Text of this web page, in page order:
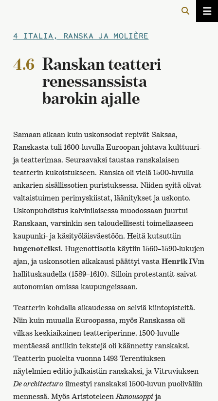
4 ITALIA, RANSKA JA MOLIÈRE
4.6 Ranskan teatteri
renessanssista
barokin ajalle
Samaan aikaan kuin uskonsodat repivät Saksaa,
Ranskasta tuli 1600-luvulla Euroopan johtava kulttuuri-
ja teatterimaa. Seuraavaksi taustaa ranskalaisen
teatterin kukoistukseen. Ranska oli vielä 1500-luvulla
ankarien sisällissotien puristuksessa. Niiden syitä olivat
valtaistuimen perimyskiistat, läänitykset ja uskonto.
Uskonpuhdistus kalvinilaisessa muodossaan juurtui
Ranskaan, varsinkin sen taloudellisesti toimeliaaseen
kaupunki- ja käsityöläisväestöön. Heitä kutsuttiin
hugenoteiksi. Hugenottisotia käytiin 1560–1590-lukujen
ajan, ja uskonsotien aikakausi päättyi vasta Henrik IV:n
hallituskaudella (1589–1610). Silloin protestantit saivat
autonomian omissa kaupungeissaan.
Teatterin kohdalla aikaudessa on selviä kiintopisteitä.
Niin kuin muualla Euroopassa, myös Ranskassa oli
vilkas keskiaikainen teatteriperinne. 1500-luvulle
mentäessä antiikin tekstejä oli käännetty ranskaksi.
Teatterin puolelta vuonna 1493 Terentiuksen
näytelmien editio julkaistiin ranskaksi, ja Vitruviuksen
De architecturailmestyi ranskaksi 1500-luvun puoliväliin
mennessä. Myös Aristoteleen Runousoppija